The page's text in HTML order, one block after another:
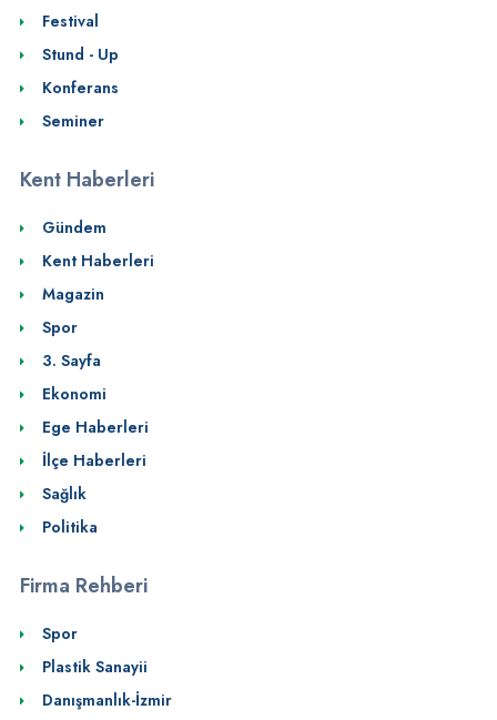
Festival
Stund - Up
Konferans
Seminer
Kent Haberleri
Gündem
Kent Haberleri
Magazin
Spor
3. Sayfa
Ekonomi
Ege Haberleri
İlçe Haberleri
Sağlık
Politika
Firma Rehberi
Spor
Plastik Sanayii
Danışmanlık-İzmir